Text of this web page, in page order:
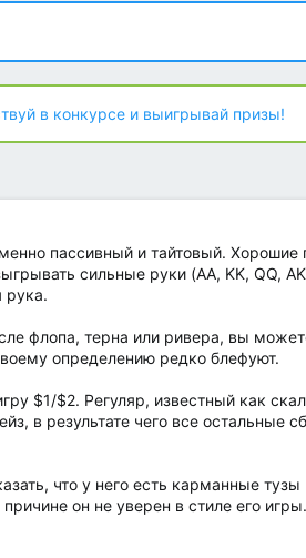
в конкурсе и выигрывай призы!
пассивный и тайтовый.
сильные руки (AA, KK, QQ,
рука.
флопа, терна или ривера, вы
определению редко блефуют.
$1/$2. Регуляр, известный как
в результате чего все
что у него есть карманные
он не уверен в стиле его